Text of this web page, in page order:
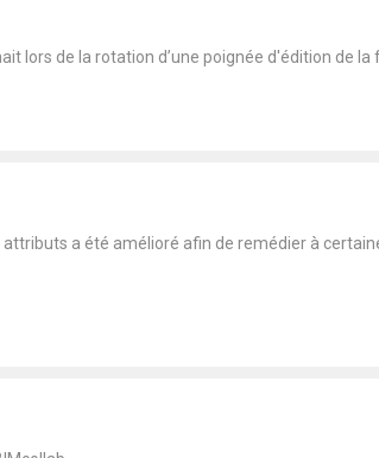
lors de la rotation d’une poignée d'édition de la
a été amélioré afin de remédier à